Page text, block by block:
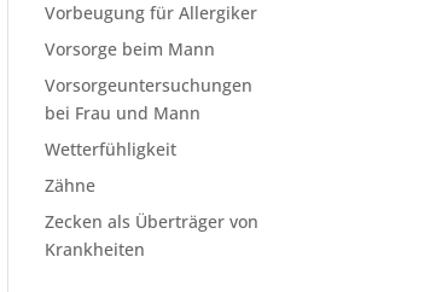
Vorbeugung für Allergiker
Vorsorge beim Mann
Vorsorgeuntersuchungen
bei Frau und Mann
Wetterfühligkeit
Zähne
Zecken als Überträger von
Krankheiten